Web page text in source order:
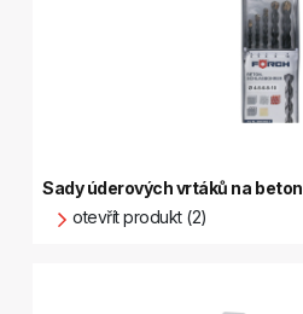
Sady úderových vrtáků na beton
otevřít produkt (2)